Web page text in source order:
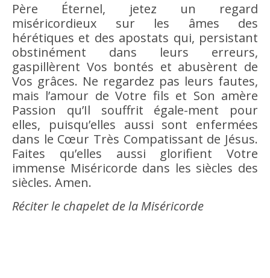
Père Éternel, jetez un regard
miséricordieux sur les âmes des
hérétiques et des apostats qui, persistant
obstinément dans leurs erreurs,
gaspillèrent Vos bontés et abusèrent de
Vos grâces. Ne regardez pas leurs fautes,
mais l’amour de Votre fils et Son amère
Passion qu’Il souffrit égale-ment pour
elles, puisqu’elles aussi sont enfermées
dans le Cœur Très Compatissant de Jésus.
Faites qu’elles aussi glorifient Votre
immense Miséricorde dans les siècles des
siècles. Amen.
Réciter le chapelet de la Miséricorde